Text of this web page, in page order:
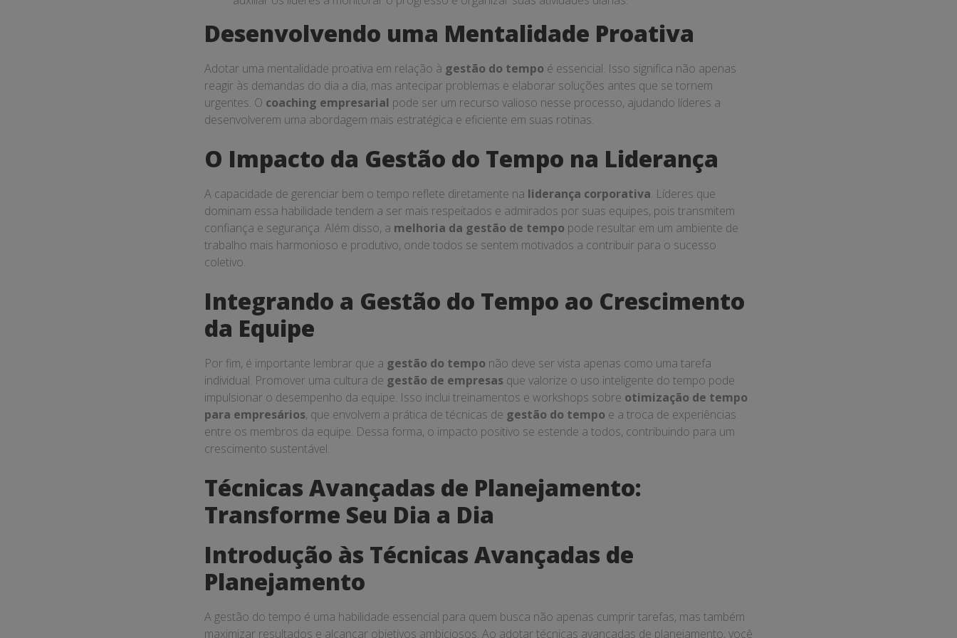
Desenvolvendo uma Mentalidade Proativa
Adotar uma mentalidade proativa em relação à gestão do tempo é essencial. Isso significa não apenas
reagir às demandas do dia a dia, mas antecipar problemas e elaborar soluções antes que se tornem
urgentes. O coaching empresarial pode ser um recurso valioso nesse processo, ajudando líderes a
desenvolverem uma abordagem mais estratégica e eficiente em suas rotinas.
O Impacto da Gestão do Tempo na Liderança
A capacidade de gerenciar bem o tempo reflete diretamente na liderança corporativa. Líderes que
dominam essa habilidade tendem a ser mais respeitados e admirados por suas equipes, pois transmitem
confiança e segurança. Além disso, a melhoria da gestão de tempo pode resultar em um ambiente de
trabalho mais harmonioso e produtivo, onde todos se sentem motivados a contribuir para o sucesso
coletivo.
Integrando a Gestão do Tempo ao Crescimento
da Equipe
Por fim, é importante lembrar que a gestão do tempo não deve ser vista apenas como uma tarefa
individual. Promover uma cultura de gestão de empresas que valorize o uso inteligente do tempo pode
impulsionar o desempenho da equipe. Isso inclui treinamentos e workshops sobre otimização de tempo
para empresários, que envolvem a prática de técnicas de gestão do tempo e a troca de experiências
entre os membros da equipe. Dessa forma, o impacto positivo se estende a todos, contribuindo para um
crescimento sustentável.
Técnicas Avançadas de Planejamento:
Transforme Seu Dia a Dia
Introdução às Técnicas Avançadas de
Planejamento
A gestão do tempo é uma habilidade essencial para quem busca não apenas cumprir tarefas, mas também
maximizar resultados e alcançar objetivos ambiciosos. Ao adotar técnicas avançadas de planejamento, você